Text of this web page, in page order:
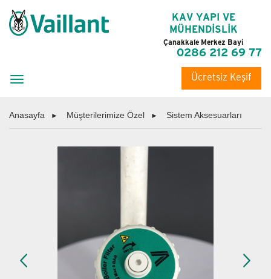
KAV YAPI VE
MÜHENDİSLİK
Çanakkale Merkez Bayi
0286 212 69 77
Toggle
Ücretsiz Keşif
Anasayfa Müşterilerimize Özel Sistem Aksesuarları